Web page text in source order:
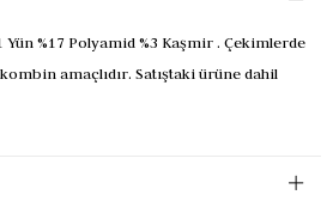
Yün %17 Polyamid %3 Kaşmir . Çekimlerde
amaçlıdır. Satıştaki ürüne dahil